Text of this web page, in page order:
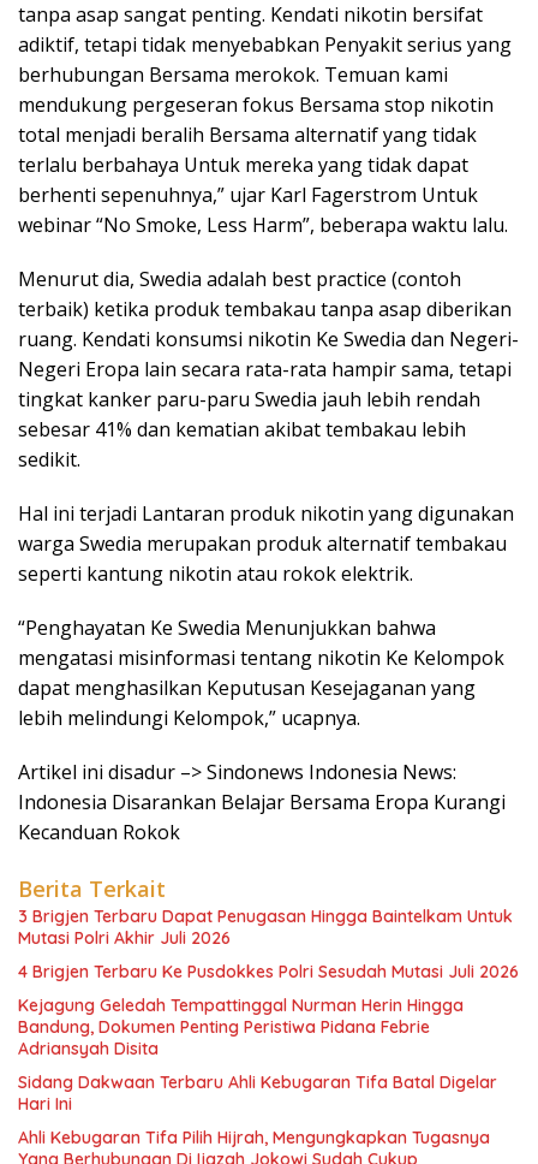
tanpa asap sangat penting. Kendati nikotin bersifat
adiktif, tetapi tidak menyebabkan Penyakit serius yang
berhubungan Bersama merokok. Temuan kami
mendukung pergeseran fokus Bersama stop nikotin
total menjadi beralih Bersama alternatif yang tidak
terlalu berbahaya Untuk mereka yang tidak dapat
berhenti sepenuhnya,” ujar Karl Fagerstrom Untuk
webinar “No Smoke, Less Harm”, beberapa waktu lalu.
Menurut dia, Swedia adalah best practice (contoh
terbaik) ketika produk tembakau tanpa asap diberikan
ruang. Kendati konsumsi nikotin Ke Swedia dan Negeri-
Negeri Eropa lain secara rata-rata hampir sama, tetapi
tingkat kanker paru-paru Swedia jauh lebih rendah
sebesar 41% dan kematian akibat tembakau lebih
sedikit.
Hal ini terjadi Lantaran produk nikotin yang digunakan
warga Swedia merupakan produk alternatif tembakau
seperti kantung nikotin atau rokok elektrik.
“Penghayatan Ke Swedia Menunjukkan bahwa
mengatasi misinformasi tentang nikotin Ke Kelompok
dapat menghasilkan Keputusan Kesejaganan yang
lebih melindungi Kelompok,” ucapnya.
Artikel ini disadur –> Sindonews Indonesia News:
Indonesia Disarankan Belajar Bersama Eropa Kurangi
Kecanduan Rokok
Berita Terkait
3 Brigjen Terbaru Dapat Penugasan Hingga Baintelkam Untuk
Mutasi Polri Akhir Juli 2026
4 Brigjen Terbaru Ke Pusdokkes Polri Sesudah Mutasi Juli 2026
Kejagung Geledah Tempattinggal Nurman Herin Hingga
Bandung, Dokumen Penting Peristiwa Pidana Febrie
Adriansyah Disita
Sidang Dakwaan Terbaru Ahli Kebugaran Tifa Batal Digelar
Hari Ini
Ahli Kebugaran Tifa Pilih Hijrah, Mengungkapkan Tugasnya
Yang Berhubungan Di Ijazah Jokowi Sudah Cukup